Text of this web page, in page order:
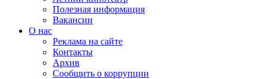
Полезная информация
Вакансии
О нас
Реклама на сайте
Контакты
Архив
Сообщить о коррупции